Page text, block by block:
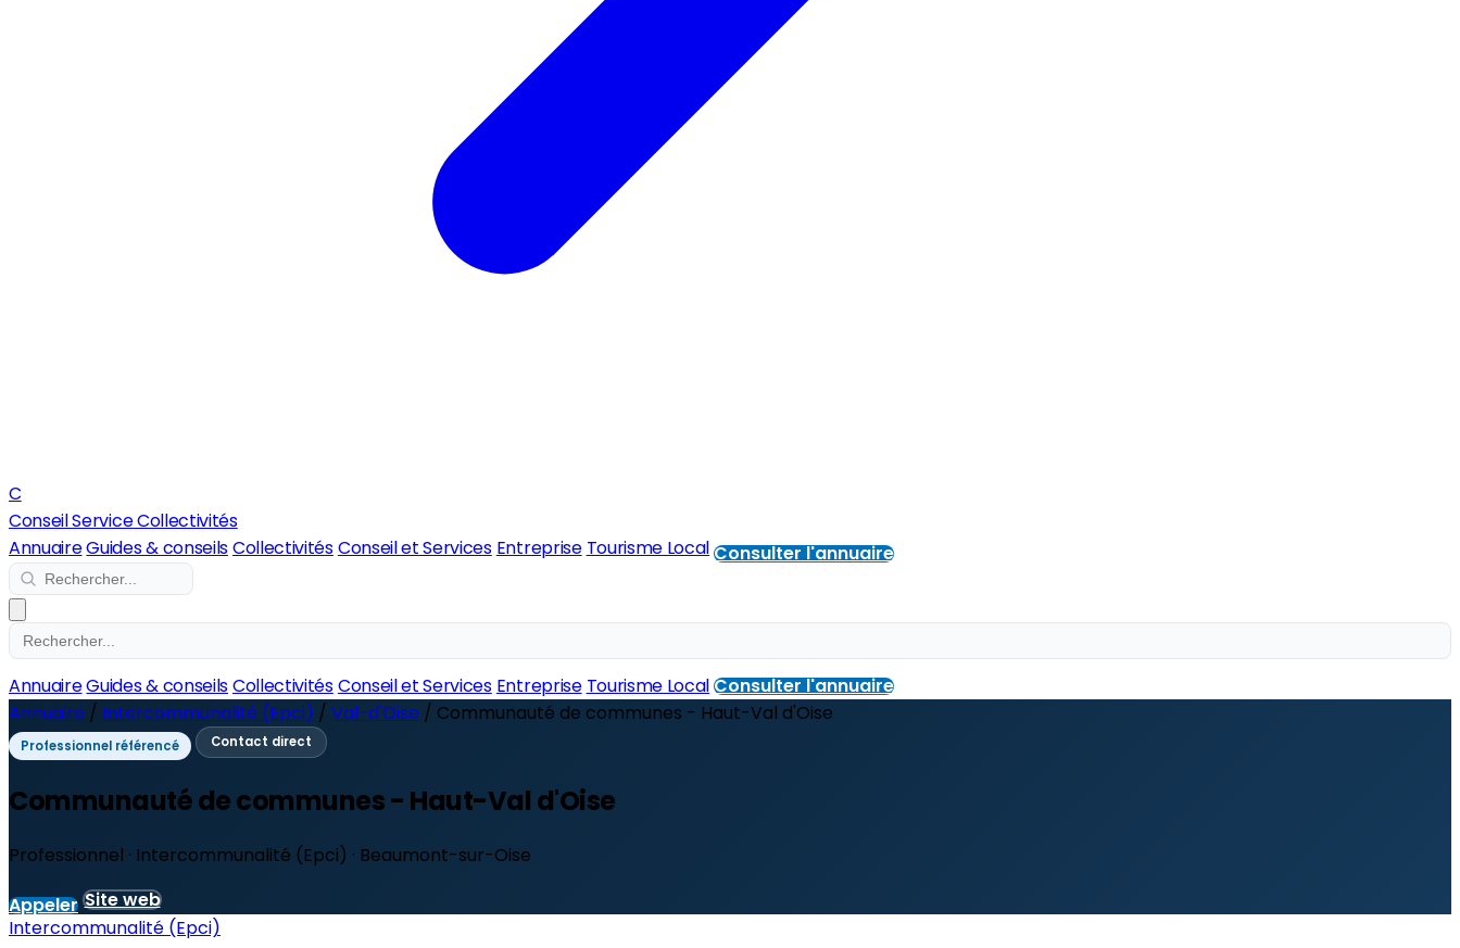
C
Conseil Service Collectivités
AnnuaireGuides & conseilsCollectivitésConseil et Services Entreprise Tourisme LocalConsulter l'annuaire
AnnuaireGuides & conseilsCollectivitésConseil et Services Entreprise Tourisme LocalConsulter l'annuaire
Annuaire / Intercommunalité (Epci) / Val-d'Oise / Communauté de communes - Haut-Val d'Oise
Professionnel référencé Contact direct
Communauté de communes - Haut-Val d'Oise
Professionnel · Intercommunalité (Epci) · Beaumont-sur-Oise
Appeler Site web
Intercommunalité (Epci)